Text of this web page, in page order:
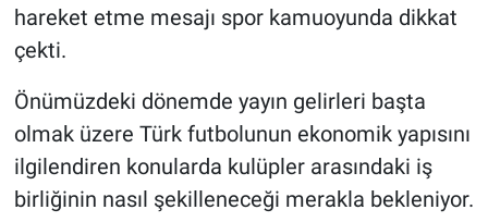
hareket etme mesajı spor kamuoyunda dikkat
çekti.
Önümüzdeki dönemde yayın gelirleri başta
olmak üzere Türk futbolunun ekonomik yapısını
ilgilendiren konularda kulüpler arasındaki iş
birliğinin nasıl şekilleneceği merakla bekleniyor.